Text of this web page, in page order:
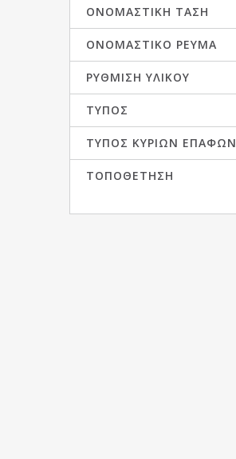
ΟΝΟΜΑΣΤΙΚΉ ΤΆΣΗ
ΟΝΟΜΑΣΤΙΚΌ ΡΕΎΜΑ
ΡΎΘΜΙΣΗ ΥΛΙΚΟΎ
ΤΎΠΟΣ
ΤΎΠΟΣ ΚΎΡΙΩΝ ΕΠΑΦΩΝ
ΤΟΠΟΘΈΤΗΣΗ